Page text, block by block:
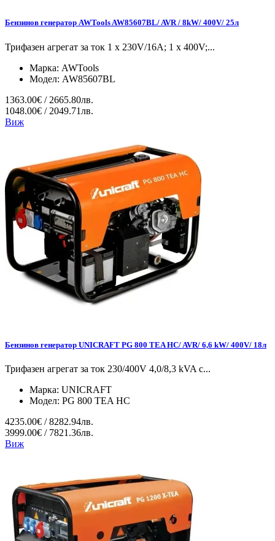
Бензинов генератор AWTools AW85607BL/ AVR / 8kW/ 400V/ 25л
Трифазен агрегат за ток 1 x 230V/16A; 1 x 400V;...
Марка: AWTools
Модел: AW85607BL
1363.00€ / 2665.80лв.
1048.00€ / 2049.71лв.
Виж
Бензинов генератор UNICRAFT PG 800 TEA HC/ AVR/ 6,6 kW/ 400V/ 18л
Трифазен агрегат за ток 230/400V 4,0/8,3 kVA с...
Марка: UNICRAFT
Модел: PG 800 TEA HC
4235.00€ / 8282.94лв.
3999.00€ / 7821.36лв.
Виж